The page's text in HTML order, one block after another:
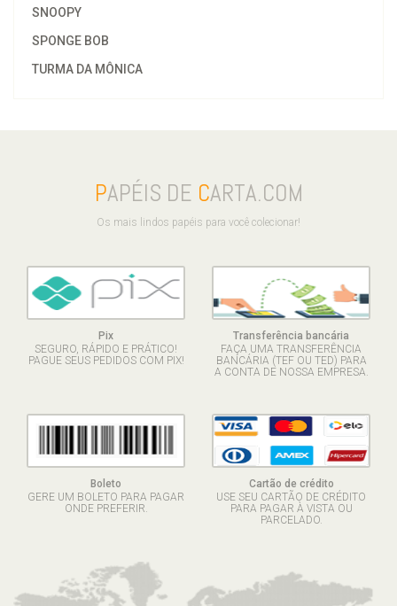
SNOOPY
SPONGE BOB
TURMA DA MÔNICA
PAPÉIS DE CARTA.COM
Os mais lindos papéis para você colecionar!
Pix
SEGURO, RÁPIDO E PRÁTICO!
PAGUE SEUS PEDIDOS COM PIX!
Transferência bancária
FAÇA UMA TRANSFERÊNCIA
BANCÁRIA (TEF OU TED) PARA
A CONTA DE NOSSA EMPRESA.
Boleto
GERE UM BOLETO PARA PAGAR
ONDE PREFERIR.
Cartão de crédito
USE SEU CARTÃO DE CRÉDITO
PARA PAGAR À VISTA OU
PARCELADO.